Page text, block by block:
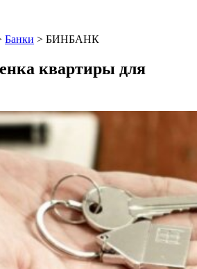
Банки > БИНБАНК
квартиры для